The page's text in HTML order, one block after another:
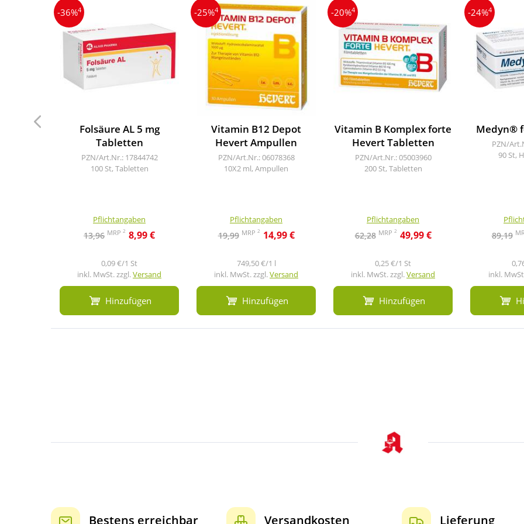
-36%4
Folsäure AL 5 mg
Tabletten
PZN/Art.Nr.: 17844742
100 St, Tabletten
Pflichtangaben
13,96 MRP 2 8,99 €
0,09 €/1 St
inkl. MwSt. zzgl.Versand
Hinzufügen
-25%4
Vitamin B12 Depot
Hevert Ampullen
PZN/Art.Nr.: 06078368
10X2 ml, Ampullen
Pflichtangaben
19,99 MRP 2 14,99 €
749,50 €/1 l
inkl. MwSt. zzgl.Versand
Hinzufügen
-20%4
Vitamin B Komplex forte
Hevert Tabletten
PZN/Art.Nr.: 05003960
200 St, Tabletten
Pflichtangaben
62,28 MRP 2 49,99 €
0,25 €/1 St
inkl. MwSt. zzgl.Versand
Hinzufügen
-24%4
Medyn®
PZN/
90 St,
89,19
inkl.
Bestens erreichbar Versandkosten Lieferung